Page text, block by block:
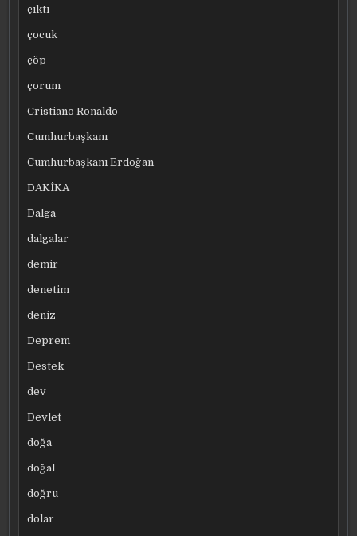
çıktı
çocuk
çöp
çorum
Cristiano Ronaldo
Cumhurbaşkanı
Cumhurbaşkanı Erdoğan
DAKİKA
Dalga
dalgalar
demir
denetim
deniz
Deprem
Destek
dev
Devlet
doğa
doğal
doğru
dolar